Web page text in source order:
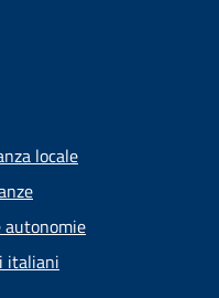
locale
italiani